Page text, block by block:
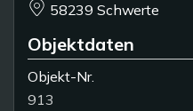
58239 Schwerte
Objektdaten
Objekt-Nr.
913